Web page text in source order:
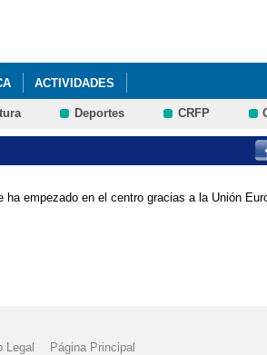
ACTIVIDADES
Deportes CRFP
ha empezado en el centro gracias a la Unión
Legal Página Principal